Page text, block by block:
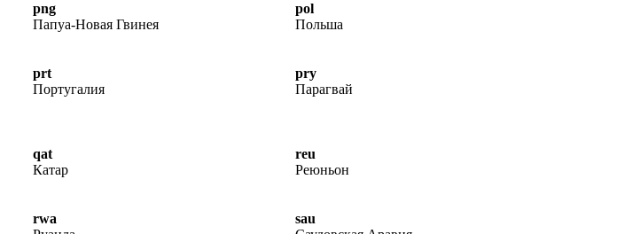
png
Папуа-Новая Гвинея
pol
Польша
prt
Португалия
pry
Парагвай
qat
Катар
reu
Реюньон
rwa
sau